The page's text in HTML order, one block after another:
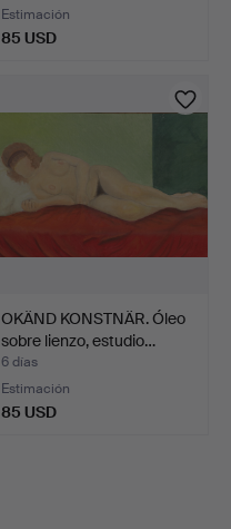
Estimación
85 USD
OKÄND KONSTNÄR. Óleo
sobre lienzo, estudio…
6 días
Estimación
85 USD